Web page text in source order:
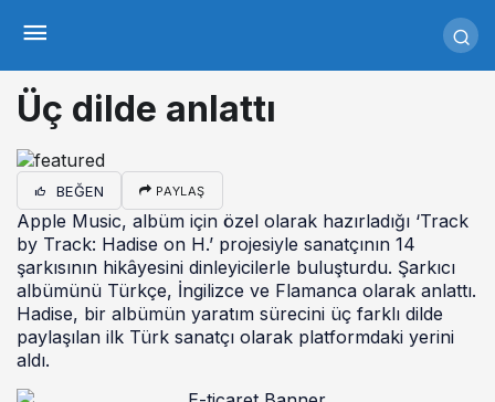
Üç dilde anlattı
BEĞEN PAYLAŞ
Apple Music, albüm için özel olarak hazırladığı ‘Track
by Track: Hadise on H.’ projesiyle sanatçının 14
şarkısının hikâyesini dinleyicilerle buluşturdu. Şarkıcı
albümünü Türkçe, İngilizce ve Flamanca olarak anlattı.
Hadise, bir albümün yaratım sürecini üç farklı dilde
paylaşılan ilk Türk sanatçı olarak platformdaki yerini
aldı.